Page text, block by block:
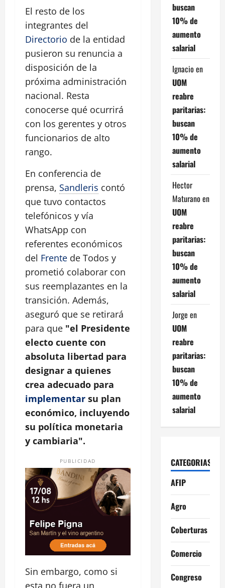
El resto de los
integrantes del
Directorio de la entidad
pusieron su renuncia a
disposición de la
próxima administración
nacional. Resta
conocerse qué ocurrirá
con los gerentes y otros
funcionarios de alto
rango.
En conferencia de
prensa, Sandleris contó
que tuvo contactos
telefónicos y vía
WhatsApp con
referentes económicos
del Frente de Todos y
prometió colaborar con
sus reemplazantes en la
transición. Además,
aseguró que se retirará
para que "el Presidente
electo cuente con
absoluta libertad para
designar a quienes
crea adecuado para
implementar su plan
económico, incluyendo
su política monetaria
y cambiaria".
PUBLICIDAD
Sin embargo, como si
buscan
10% de
aumento
salarial
Ignacio en
UOM
reabre
paritarias:
buscan
10% de
aumento
salarial
Hector
Maturano en
UOM
reabre
paritarias:
buscan
10% de
aumento
salarial
Jorge en
UOM
reabre
paritarias:
buscan
10% de
aumento
salarial
CATEGORIAS
AFIP
Agro
Coberturas
Comercio
Congreso